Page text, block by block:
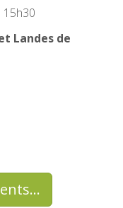
15h30
Landes de